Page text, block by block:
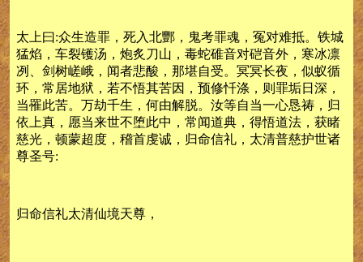
太上曰:众生造罪，死入北酆，鬼考罪魂，冤对难抵。铁城
猛焰，车裂镬汤，炮炙刀山，毒蛇碓音对硙音外，寒冰凛
冽、剑树嵯峨，闻者悲酸，那堪自受。冥冥长夜，似蚁循
环，常居地狱，若不悟其苦因，预修忏涤，则罪垢日深，
当罹此苦。万劫千生，何由解脱。汝等自当一心恳祷，归
依上真，愿当来世不堕此中，常闻道典，得悟道法，获睹
慈光，顿蒙超度，稽首虔诚，归命信礼，太清普慈护世诸
尊圣号:
归命信礼太清仙境天尊，